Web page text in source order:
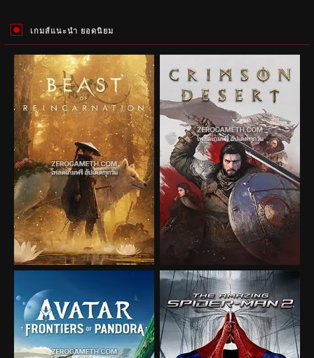
เกมส์แนะนำ ยอดนิยม